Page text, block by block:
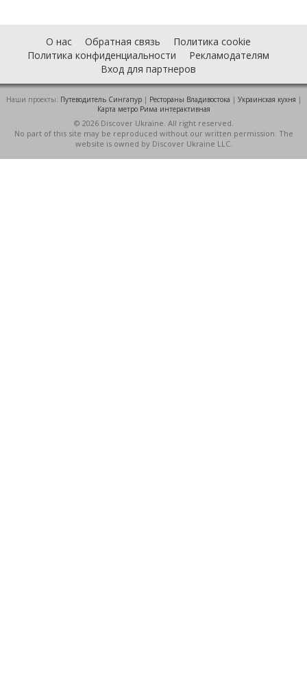
О нас Обратная связь
Политика cookie
Политика конфиденциальности
Рекламодателям
Вход для партнеров
Наши проекты: Путеводитель Сингапур| Рестораны Владивостока | Украинская кухня |
Карта метро Рима интерактивная
© 2026 Discover Ukraine. All right reserved.
No part of this site may be reproduced without our written permission. The
website is owned by Discover Ukraine LLC.